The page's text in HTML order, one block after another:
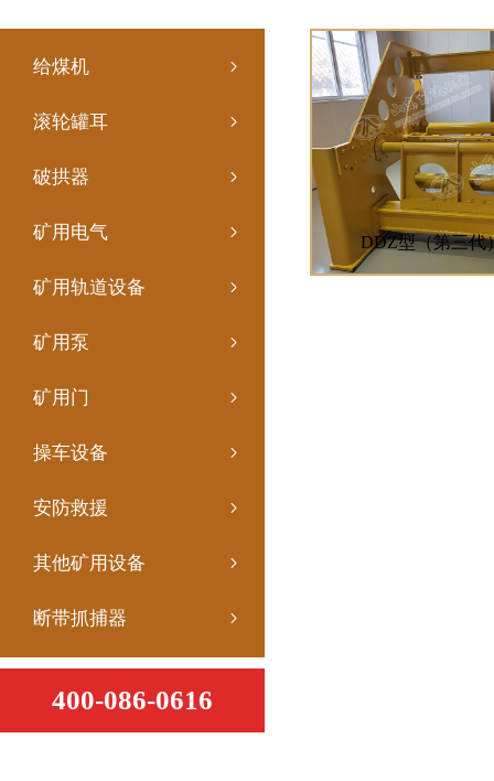
给煤机
滚轮罐耳
破拱器
矿用电气
矿用轨道设备
矿用泵
矿用门
操车设备
安防救援
其他矿用设备
断带抓捕器
400-086-0616